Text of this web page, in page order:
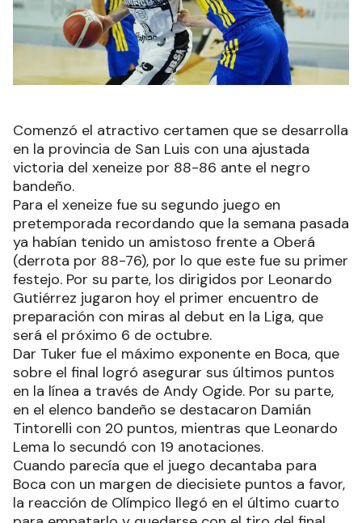
Comenzó el atractivo certamen que se desarrolla
en la provincia de San Luis con una ajustada
victoria del xeneize por 88-86 ante el negro
bandeño.
Para el xeneize fue su segundo juego en
pretemporada recordando que la semana pasada
ya habían tenido un amistoso frente a Oberá
(derrota por 88-76), por lo que este fue su primer
festejo. Por su parte, los dirigidos por Leonardo
Gutiérrez jugaron hoy el primer encuentro de
preparación con miras al debut en la Liga, que
será el próximo 6 de octubre.
Dar Tuker fue el máximo exponente en Boca, que
sobre el final logró asegurar sus últimos puntos
en la línea a través de Andy Ogide. Por su parte,
en el elenco bandeño se destacaron Damián
Tintorelli con 20 puntos, mientras que Leonardo
Lema lo secundó con 19 anotaciones.
Cuando parecía que el juego decantaba para
Boca con un margen de diecisiete puntos a favor,
la reacción de Olímpico llegó en el último cuarto